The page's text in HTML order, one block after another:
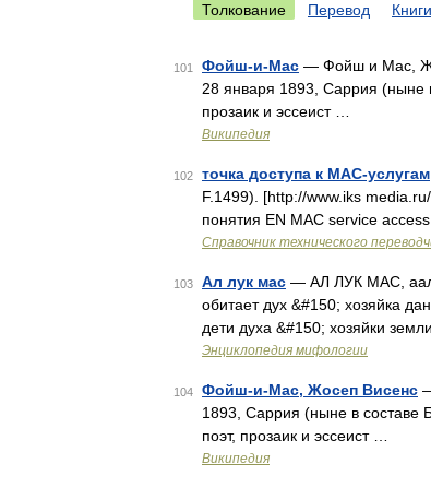
Толкование Перевод Книги
101 Фойш-и-Мас — Фойш и Мас,
28 января 1893, Саррия (ныне
прозаик и эссеист …
Википедия
102 точка доступа к МАС-услугам
F.1499). [http://www.iks
понятия EN MAC service
Справочник технического
103 Ал лук мас — АЛ ЛУК MAC, аал
обитает дух &#150; хозяйка
дети духа &#150; хозяйки
Энциклопедия мифологии
104 Фойш-и-Мас, Жосеп Висенс
1893, Саррия (ныне в составе
поэт, прозаик и эссеист …
Википедия